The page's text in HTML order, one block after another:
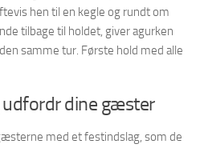
hen til en kegle og rundt om
tilbage til holdet, giver agurken
samme tur. Første hold med alle
dine gæster
med et festindslag, som de